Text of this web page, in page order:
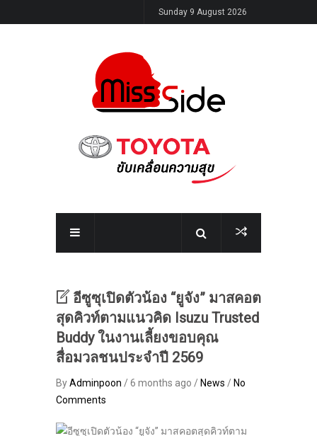
Sunday 9 August 2026
อีซูซุเปิดตัวน้อง “ยูจัง” มาสคอต
สุดคิวท์ตามแนวคิด Isuzu Trusted
Buddy ในงานเลี้ยงขอบคุณ
สื่อมวลชนประจำปี 2569
ByAdminpoon / 6 months ago / News / No
Comments